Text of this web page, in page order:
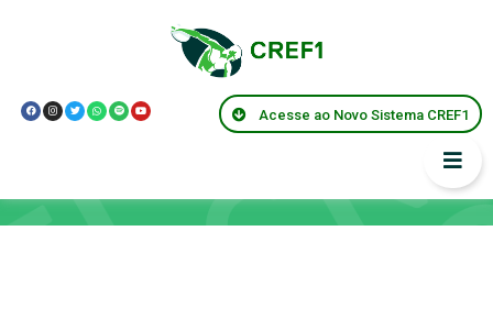
Acesse ao Novo Sistema CREF1